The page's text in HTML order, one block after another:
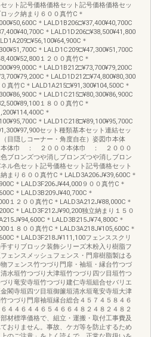
ット記号価格価格セット記号価格価格セッ
ック納まり６００真竹C＊
＊LALD1B206□¥37,400¥40,700C
＊LALD1D206□¥38,500¥41,800
＊
＊LALD1C209□¥47,300¥51,700C
１２００真竹C＊
＊LALD1B212□¥73,700¥79,200C
＊LALD1D212□¥74,800¥80,300
真竹C＊LALD1A215□¥91,300¥104,500C＊
＊LALD1C215□¥80,300¥86,900C
１８００真竹C＊
＊
＊LALD1C218□¥89,100¥95,700C
セット種類基本セット連結セッ
（目隠しコーナー・角度自在）姿図巾本体
体巾 ： ２０００本体巾 ： ２０００
ブロンズつや消しブロンズつや消しブロン
ル色セット記号価格セット記号価格セット
まり６００真竹C＊LALD3A206J¥39,600C＊
＊LALD3F206J¥44,000９００真竹C＊
＊LALD3B209J¥40,700C＊
１２００真竹C＊LALD3A212J¥88,000C＊
＊LALD3F212J¥90,200独立納まり１５０
＊LALD3B215J¥74,800C＊
１８００真竹C＊LALD3A218J¥105,600C＊
＊LALD3F218J¥111,100フェンススクリ
すりブロック装飾シリーズ木粉入り樹脂フ
ェンスメッシュフェンス・門扉樹脂製はる
フェンス竹つづり門扉・袖垣・縁台竹つづ
水垣竹つづり大津垣竹つづり四ツ目垣竹つ
り竜安寺垣竹つづり建仁寺垣組合せバリエ
閣寺垣四ツ目垣御簾垣清水垣竜安寺垣大津
つづり門扉袖垣縁台総合４５７４５８４６
４４６４４６５４６６４８２４８２４８２
材標準価格で、組立・運搬・取付工事費及
おりません。事故、ケガ等を防止するため